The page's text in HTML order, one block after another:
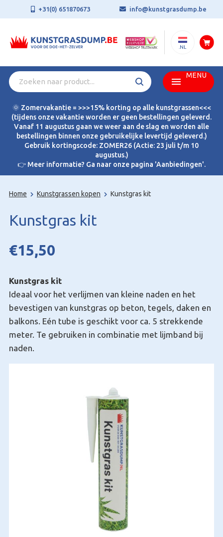
+31(0) 651870673 info@kunstgrasdump.be
.NL
MENU
🌞 Zomervakantie = >>>15% korting op alle kunstgrassen<<<
(tijdens onze vakantie worden er geen bestellingen geleverd.
Vanaf 11 augustus gaan we weer aan de slag en worden alle
bestellingen binnen onze gebruikelijke levertijd geleverd.)
Gebruik kortingscode: ZOMER26 (Actie: 23 juli t/m 10
augustus.)
👉 Meer informatie? Ga naar onze pagina 'Aanbiedingen'.
Home Kunstgrassen kopen Kunstgras kit
Kunstgras kit
€15,50
Kunstgras kit
Ideaal voor het verlijmen van kleine naden en het
bevestigen van kunstgras op beton, tegels, daken en
balkons. Eén tube is geschikt voor ca. 5 strekkende
meter. Te gebruiken in combinatie met lijmband bij
naden.